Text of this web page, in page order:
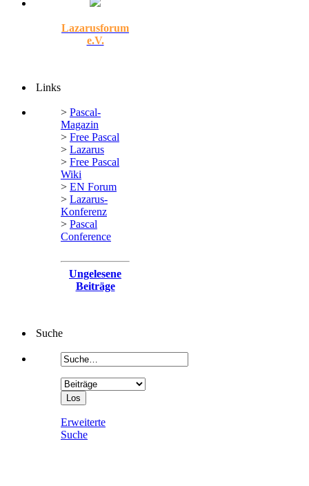
Lazarusforum
e.V.
Links
> Pascal-
Magazin
> Free Pascal
> Lazarus
> Free Pascal
Wiki
> EN Forum
> Lazarus-
Konferenz
> Pascal
Conference
Ungelesene
Beiträge
Suche
Erweiterte
Suche